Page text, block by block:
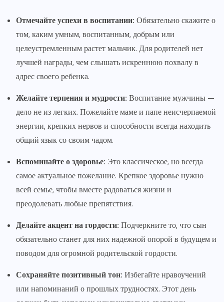
Отмечайте успехи в воспитании: Обязательно скажите о
том, каким умным, воспитанным, добрым или
целеустремленным растет мальчик. Для родителей нет
лучшей награды, чем слышать искреннюю похвалу в
адрес своего ребенка.
Желайте терпения и мудрости: Воспитание мужчины —
дело не из легких. Пожелайте маме и папе неисчерпаемой
энергии, крепких нервов и способности всегда находить
общий язык со своим чадом.
Вспоминайте о здоровье: Это классическое, но всегда
самое актуальное пожелание. Крепкое здоровье нужно
всей семье, чтобы вместе радоваться жизни и
преодолевать любые препятствия.
Делайте акцент на гордости: Подчеркните то, что сын
обязательно станет для них надежной опорой в будущем и
поводом для огромной родительской гордости.
Сохраняйте позитивный тон: Избегайте нравоучений
или напоминаний о прошлых трудностях. Этот день